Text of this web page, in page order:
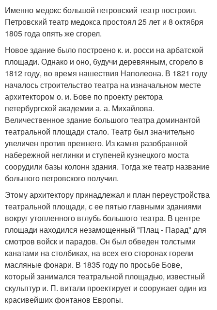
Именно медокс большой петровский театр построил.
Петровский театр медокса простоял 25 лет и 8 октября
1805 года опять же сгорел.
Новое здание было построено к. и. росси на арбатской
площади. Однако и оно, будучи деревянным, сгорело в
1812 году, во время нашествия Наполеона. В 1821 году
началось строительство театра на изначальном месте
архитектором о. и. Бове по проекту ректора
петербургской академии а. а. Михайлова.
Величественное здание большого театра доминантой
театральной площади стало. Театр был значительно
увеличен против прежнего. Из камня разобранной
набережной неглинки и ступеней кузнецкого моста
соорудили базы колонн здания. Тогда же театр название
большого петровского получил.
Этому архитектору принадлежал и план переустройства
театральной площади, с ее пятью главными зданиями
вокруг утопленного вглубь большого театра. В центре
площади находился незамощенный "Плац - Парад" для
смотров войск и парадов. Он был обведен толстыми
канатами на столбиках, на всех его сторонах горели
масляные фонари. В 1835 году по просьбе Бове,
который занимался театральной площадью, известный
скульптур и. П. витали проектирует и сооружает один из
красивейших фонтанов Европы.